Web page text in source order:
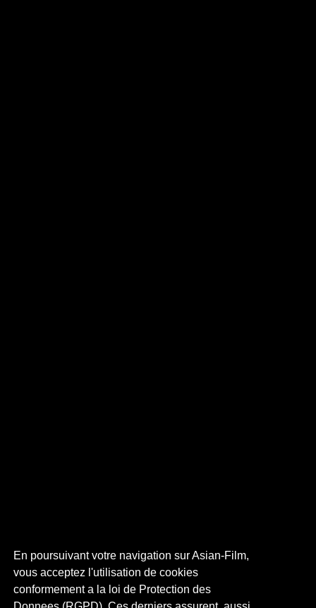
En poursuivant votre navigation sur Asian-Film,
vous acceptez l'utilisation de cookies
conformement a la loi de Protection des